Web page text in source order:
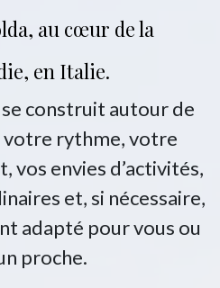
au cœur de la
en Italie.
se construit autour de
votre rythme, votre
vos envies d’activités,
et, si nécessaire,
adapté pour vous ou
proche.